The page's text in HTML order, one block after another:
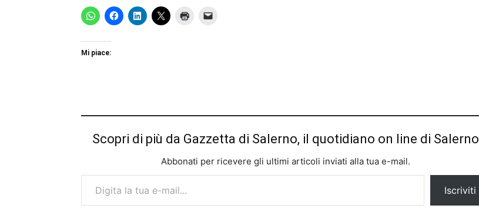
Mi piace:
Scopri di più da Gazzetta di Salerno, il quotidiano on line di Salerno
Abbonati per ricevere gli ultimi articoli inviati alla tua e-mail.
Digita la tua e-mail...
Iscriviti